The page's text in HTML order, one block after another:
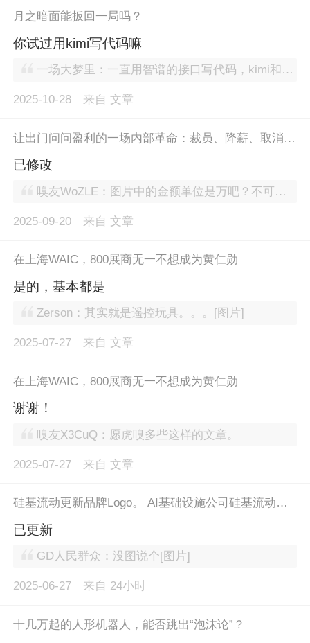
月之暗面能扳回一局吗？
你试过用kimi写代码嘛
一场大梦里：一直用智谱的接口写代码，kimi和豆包来提问题
2025-10-28 来自 文章
让出门问问盈利的一场内部革命：裁员、降薪、取消中层
已修改
嗅友WoZLE：图片中的金额单位是万吧？不可能是元啊
2025-09-20 来自 文章
在上海WAIC，800展商无一不想成为黄仁勋
是的，基本都是
Zerson：其实就是遥控玩具。。。[图片]
2025-07-27 来自 文章
在上海WAIC，800展商无一不想成为黄仁勋
谢谢！
嗅友X3CuQ：愿虎嗅多些这样的文章。
2025-07-27 来自 文章
硅基流动更新品牌Logo。 AI基础设施公司硅基流动近日宣布品牌全面升级，并启用全新Logo。其创始人兼CEO袁进辉在朋友圈解释，新Logo由两个相连的GPU构成一个台阶，寓意着硅基流动致力于成为AI应用发展的坚实“石阶”，持续降低AI使用门槛，加速通用人工智能（AGI）的普惠进程。 与此同时，硅基流动国际站也正式上线。此举标志着硅基流动在全球化布局上迈出重要一步，旨在为全球开发者和企业提供标准化、高效能的AI基础设施服务，进一步拓展其在海外市场的业务版图。
已更新
GD人民群众：没图说个[图片]
2025-06-27 来自 24小时
十几万起的人形机器人，能否跳出“泡沫论”？